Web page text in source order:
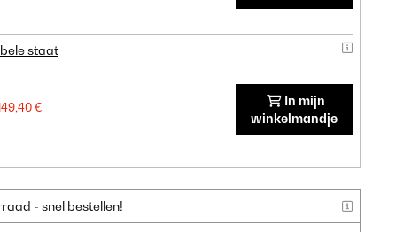
staat
€
In mijn
winkelmandje
- snel bestellen!